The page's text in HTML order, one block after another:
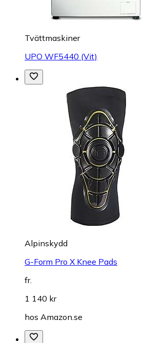
Tvättmaskiner
UPO WF5440 (Vit)
Alpinskydd
G-Form Pro X Knee Pads
fr.
1 140 kr
hos Amazon.se